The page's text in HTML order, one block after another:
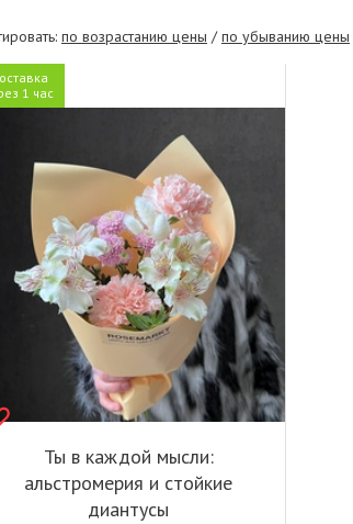
по возрастанию цены /по убыванию цены
1 час
Ты в каждой мысли:
альстромерия и стойкие
диантусы